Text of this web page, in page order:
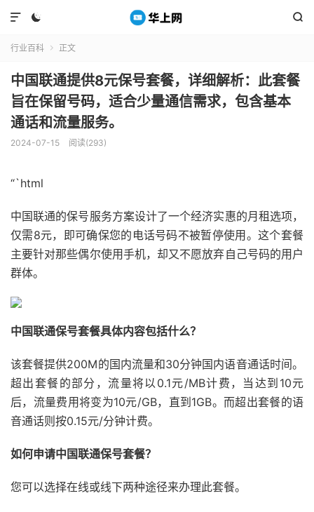
 

行业百科  正文
中国联通提供8元保号套餐，详细解析：此套餐
旨在保留号码，适合少量通信需求，包含基本
通话和流量服务。
2024-07-15 阅读(293)
“`html
中国联通的保号服务方案设计了一个经济实惠的月租选项，
仅需8元，即可确保您的电话号码不被暂停使用。这个套餐
主要针对那些偶尔使用手机，却又不愿放弃自己号码的用户
群体。
中国联通保号套餐具体内容包括什么？
该套餐提供200M的国内流量和30分钟国内语音通话时间。
超出套餐的部分，流量将以0.1元/MB计费，当达到10元
后，流量费用将变为10元/GB，直到1GB。而超出套餐的语
音通话则按0.15元/分钟计费。
如何申请中国联通保号套餐？
您可以选择在线或线下两种途径来办理此套餐。